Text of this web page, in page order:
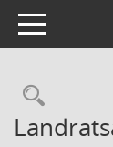
Toggle